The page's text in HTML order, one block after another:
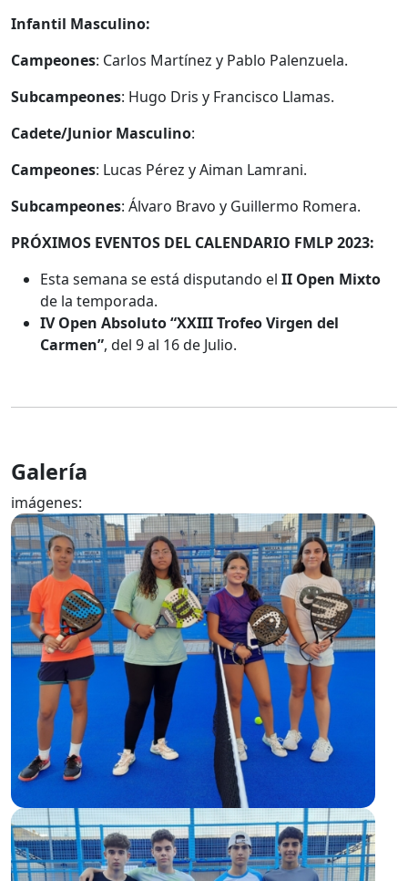
Infantil Masculino:
Campeones: Carlos Martínez y Pablo Palenzuela.
Subcampeones: Hugo Dris y Francisco Llamas.
Cadete/Junior Masculino:
Campeones: Lucas Pérez y Aiman Lamrani.
Subcampeones: Álvaro Bravo y Guillermo Romera.
PRÓXIMOS EVENTOS DEL CALENDARIO FMLP 2023:
Esta semana se está disputando el II Open Mixto
de la temporada.
IV Open Absoluto “XXIII Trofeo Virgen del
Carmen”, del 9 al 16 de Julio.
Galería
imágenes: